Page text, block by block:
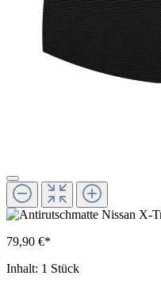
79,90 €*
Inhalt: 1 Stück